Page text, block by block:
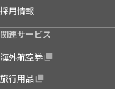
採用情報
関連サービス
海外航空券
旅行用品